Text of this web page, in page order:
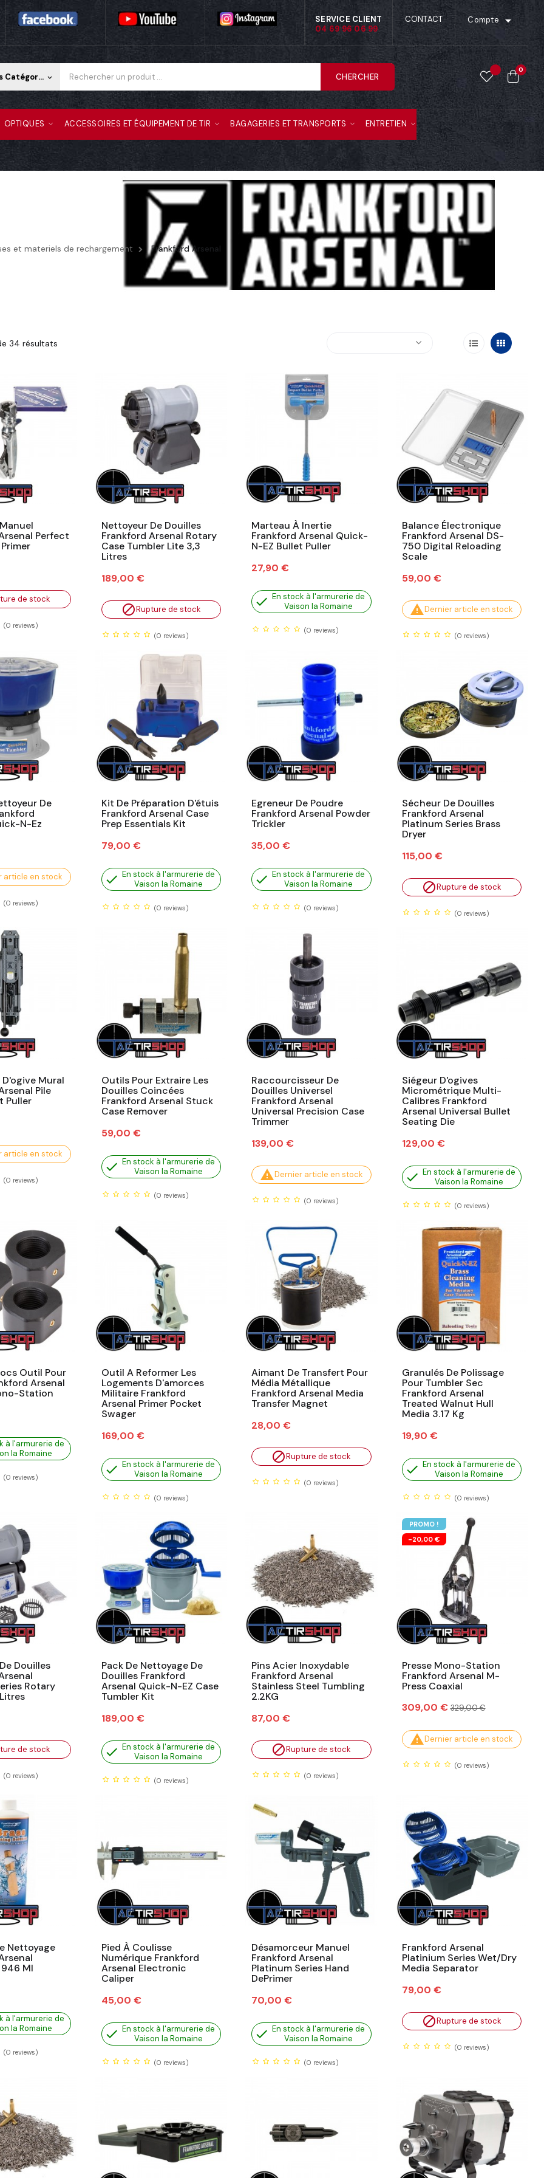
SERVICE CLIENT
04 69 96 06 99
CONTACT Compte 
Toutes Les Catégories keyboard_arrow_down CHERCHER
0
OPTIQUES ACCESSOIRES ET ÉQUIPEMENT DE TIR BAGAGERIES ET TRANSPORTS ENTRETIEN
et materiels de rechargement Frankford Arsenal
34 résultats
Perfect
de stock
(0 reviews)
Nettoyeur De Douilles
Frankford Arsenal Rotary
Case Tumbler Lite 3,3
Litres
Prix
189,00 €
Rupture de stock
(0 reviews)
Marteau À Inertie
Frankford Arsenal Quick-
N-EZ Bullet Puller
Prix
27,90 €
 En stock à l'armurerie de
Vaison la Romaine
(0 reviews)
Balance Électronique
Frankford Arsenal DS-
750 Digital Reloading
Scale
Prix
59,00 €
Dernier article en stock
(0 reviews)
De
N-Ez
article en stock
(0 reviews)
Kit De Préparation D'étuis
Frankford Arsenal Case
Prep Essentials Kit
Prix
79,00 €
 En stock à l'armurerie de
Vaison la Romaine
(0 reviews)
Egreneur De Poudre
Frankford Arsenal Powder
Trickler
Prix
35,00 €
 En stock à l'armurerie de
Vaison la Romaine
(0 reviews)
Sécheur De Douilles
Frankford Arsenal
Platinum Series Brass
Dryer
Prix
115,00 €
Rupture de stock
(0 reviews)
Mural
Pile
Puller
article en stock
(0 reviews)
Outils Pour Extraire Les
Douilles Coincées
Frankford Arsenal Stuck
Case Remover
Prix
59,00 €
 En stock à l'armurerie de
Vaison la Romaine
(0 reviews)
Raccourcisseur De
Douilles Universel
Frankford Arsenal
Universal Precision Case
Trimmer
Prix
139,00 €
Dernier article en stock
(0 reviews)
Siégeur D'ogives
Micrométrique Multi-
Calibres Frankford
Arsenal Universal Bullet
Seating Die
Prix
129,00 €
 En stock à l'armurerie de
Vaison la Romaine
(0 reviews)
Outil Pour
Arsenal
Station
à l'armurerie de
la Romaine
(0 reviews)
Outil A Reformer Les
Logements D'amorces
Militaire Frankford
Arsenal Primer Pocket
Swager
Prix
169,00 €
 En stock à l'armurerie de
Vaison la Romaine
(0 reviews)
Aimant De Transfert Pour
Média Métallique
Frankford Arsenal Media
Transfer Magnet
Prix
28,00 €
Rupture de stock
(0 reviews)
Granulés De Polissage
Pour Tumbler Sec
Frankford Arsenal
Treated Walnut Hull
Media 3.17 Kg
Prix
19,90 €
 En stock à l'armurerie de
Vaison la Romaine
(0 reviews)
Douilles
Rotary
de stock
(0 reviews)
Pack De Nettoyage De
Douilles Frankford
Arsenal Quick-N-EZ Case
Tumbler Kit
Prix
189,00 €
 En stock à l'armurerie de
Vaison la Romaine
(0 reviews)
Pins Acier Inoxydable
Frankford Arsenal
Stainless Steel Tumbling
2.2KG
Prix
87,00 €
Rupture de stock
(0 reviews)
PROMO !
-20,00 €
Presse Mono-Station
Frankford Arsenal M-
Press Coaxial
Prix
309,00 €Prix
habituel
329,00 €
Dernier article en stock
(0 reviews)
Nettoyage
Ml
à l'armurerie de
la Romaine
(0 reviews)
Pied À Coulisse
Numérique Frankford
Arsenal Electronic
Caliper
Prix
45,00 €
 En stock à l'armurerie de
Vaison la Romaine
(0 reviews)
Désamorceur Manuel
Frankford Arsenal
Platinum Series Hand
DePrimer
Prix
70,00 €
 En stock à l'armurerie de
Vaison la Romaine
(0 reviews)
Frankford Arsenal
Platinium Series Wet/Dry
Media Separator
Prix
79,00 €
Rupture de stock
(0 reviews)